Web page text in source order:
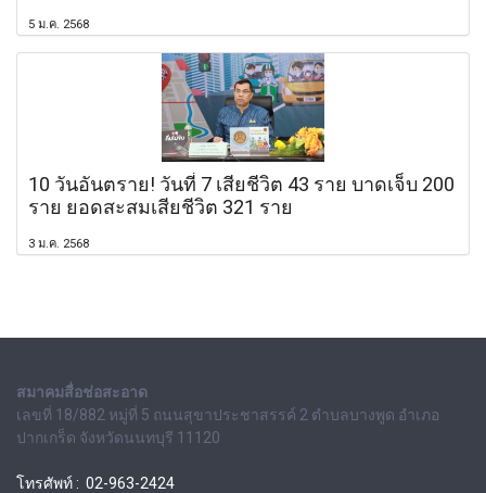
5 ม.ค. 2568
10 วันอันตราย! วันที่ 7 เสียชีวิต 43 ราย บาดเจ็บ 200
ราย ยอดสะสมเสียชีวิต 321 ราย
3 ม.ค. 2568
สมาคมสื่อช่อสะอาด
เลขที่ 18/882 หมู่ที่ 5 ถนนสุขาประชาสรรค์ 2 ตำบลบางพูด อำเภอ
ปากเกร็ด จังหวัดนนทบุรี 11120
โทรศัพท์ : 02-963-2424